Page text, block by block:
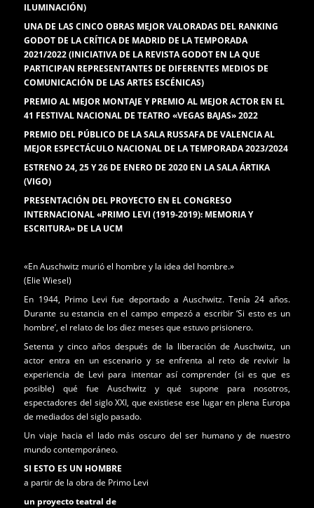
ILUMINACIÓN)
UNA DE LAS CINCO OBRAS MEJOR VALORADAS DEL RANKING
GODOT DE LA CRÍTICA DE MADRID DE LA TEMPORADA
2021/2022 (INICIATIVA DE LA REVISTA GODOT EN LA QUE
PARTICIPAN REPRESENTANTES DE DIFERENTES MEDIOS DE
COMUNICACIÓN DE LAS ARTES ESCÉNICAS)
PREMIO AL MEJOR MONTAJE Y PREMIO AL MEJOR ACTOR EN EL
41 FESTIVAL NACIONAL DE TEATRO «VEGAS BAJAS» 2022
PREMIO DEL PÚBLICO DE LA SALA RUSSAFA DE VALENCIA AL
MEJOR ESPECTÁCULO NACIONAL DE LA TEMPORADA 2023/2024
ESTRENO 24, 25 Y 26 DE ENERO DE 2020 EN LA SALA ÁRTIKA
(VIGO)
PRESENTACIÓN DEL PROYECTO EN EL CONGRESO
INTERNACIONAL «PRIMO LEVI (1919-2019): MEMORIA Y
ESCRITURA» DE LA UCM
«En Auschwitz murió el hombre y la idea del hombre.»
(Elie Wiesel)
En 1944, Primo Levi fue deportado a Auschwitz. Tenía 24 años.
Durante su estancia en el campo empezó a escribir ‘Si esto es un
hombre’, el relato de los diez meses que estuvo prisionero.
Setenta y cinco años después de la liberación de Auschwitz, un
actor entra en un escenario y se enfrenta al reto de revivir la
experiencia de Levi para intentar así comprender (si es que es
posible) qué fue Auschwitz y qué supone para nosotros,
espectadores del siglo XXI, que existiese ese lugar en plena Europa
de mediados del siglo pasado.
Un viaje hacia el lado más oscuro del ser humano y de nuestro
mundo contemporáneo.
SI ESTO ES UN HOMBRE
a partir de la obra de Primo Levi
un proyecto teatral de